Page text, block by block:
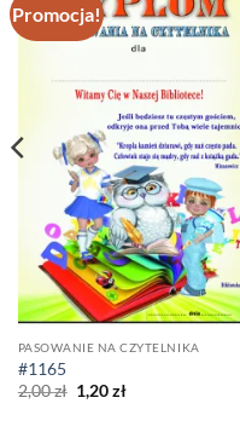
Promocja!
Dodaj do
ulubionych
PASOWANIE NA CZYTELNIKA
#1165
2,00zł Pierwotna
cena
1,20złAktualna